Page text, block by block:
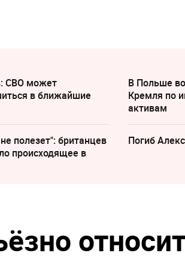
СВО может
в ближайшие
В Польше
Кремля по
активам
полезет": британцев
происходящее в
Погиб